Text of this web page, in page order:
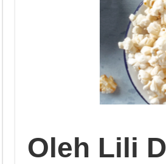
Oleh Lili